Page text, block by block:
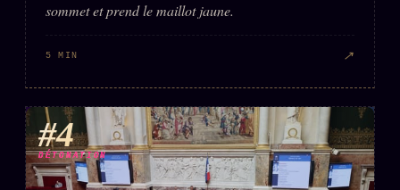
sommet et prend le maillot jaune.
5 MIN ↗
#4
DÉTONATION